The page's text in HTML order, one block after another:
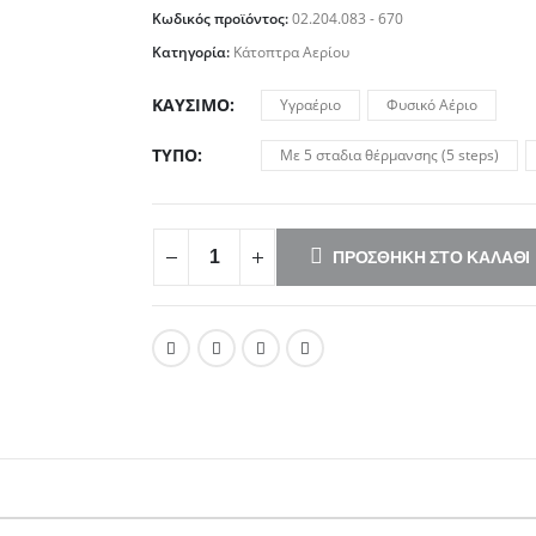
Κωδικός προϊόντος:02.204.083 - 670
Κατηγορία: Κάτοπτρα Αερίου
ΚΑΎΣΙΜΟ Υγραέριο Φυσικό Αέριο
ΤΎΠΟ Με 5 σταδια θέρμανσης (5 steps)
ΠΡΟΣΘΉΚΗ ΣΤΟ ΚΑΛΆΘΙ